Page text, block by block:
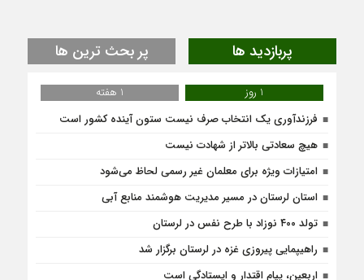
پربازدید ها پر بحث ترین ها
1 روز
1 هفته
فرزندآوری یک انتخاب صرف نیست ستون آینده کشور است
هیچ سعادتی بالاتر از شهادت نیست
امتیازات ویژه برای معلمان غیر رسمی لحاظ می‌شود
استان لرستان در مسیر مدیریت هوشمند منابع آبی
تولد ۴۰۰ نوزاد با طرح نفس در لرستان
راهیپمایی پیروزی غزه در لرستان برگزار شد
اربعین، پیام اقتدار و ایستادگی است